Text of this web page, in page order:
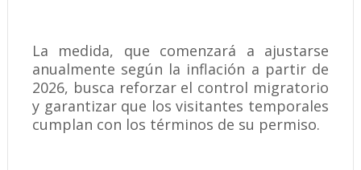
La medida, que comenzará a ajustarse
anualmente según la inflación a partir de
2026, busca reforzar el control migratorio
y garantizar que los visitantes temporales
cumplan con los términos de su permiso.